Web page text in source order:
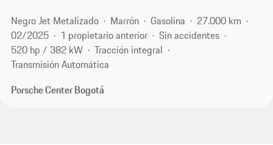
Negro Jet Metalizado
Marrón Gasolina
27.000 km
02/2025
1 propietario anterior
Sin accidentes
520 hp / 382 kW
Tracción integral
Transmisión Automática
Porsche Center Bogotá